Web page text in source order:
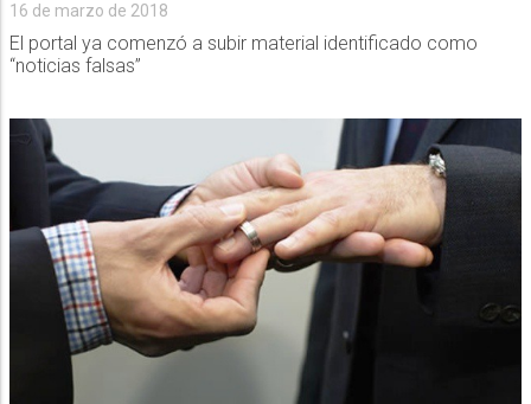
16 de marzo de 2018
El portal ya comenzó a subir material identificado como
“noticias falsas”